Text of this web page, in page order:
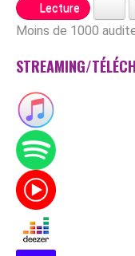
Lecture
Moins de 1000
STREAMING/